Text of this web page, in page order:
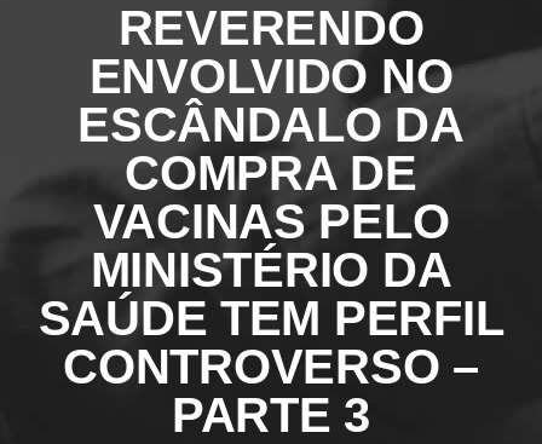
REVERENDO
ENVOLVIDO NO
ESCÂNDALO DA
COMPRA DE
VACINAS PELO
MINISTÉRIO DA
SAÚDE TEM PERFIL
CONTROVERSO –
PARTE 3